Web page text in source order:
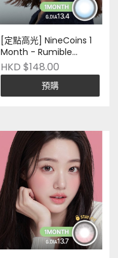
[定點高光] NineCoins 1
Month - Rumible
#Pale Blue｜兩片裝｜
Silicone Hydrogel｜韓國
品牌｜Pre-Order
HKD $148.00
預購